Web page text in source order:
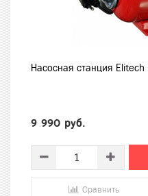
Насосная станция
9 990 руб.
Сравнить